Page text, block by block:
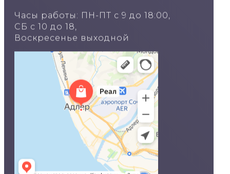
Часы работы: ПН-ПТ с 9 до 18:00,
СБ с 10 до 18,
Воскресенье выходной